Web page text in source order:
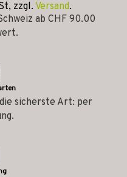
zzgl. Versand.
ab CHF 90.00
sicherste Art: per